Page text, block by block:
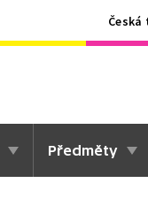
Česká
Předměty